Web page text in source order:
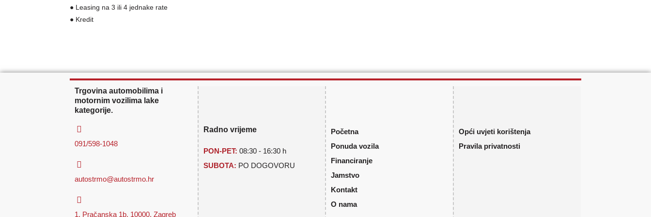
● Leasing na 3 ili 4 jednake rate
● Kredit
Trgovina automobilima i
motornim vozilima lake
kategorije.
091/598-1048
autostrmo@autostrmo.hr
1. Pračanska 1b, 10000, Zagreb
Radno vrijeme
PON-PET:08:30 - 16:30 h
SUBOTA: PO DOGOVORU
Početna
Ponuda vozila
Financiranje
Jamstvo
Kontakt
O nama
Opći uvjeti korištenja
Pravila privatnosti